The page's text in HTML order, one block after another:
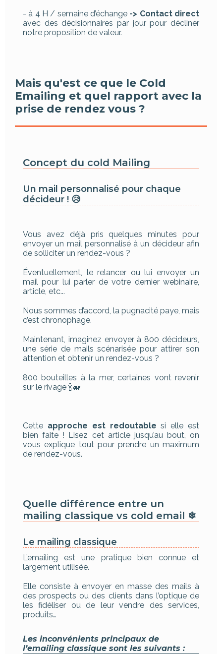
- à 4 H / semaine d’échange -> Contact direct
avec des décisionnaires par jour pour décliner
notre proposition de valeur.
Mais qu'est ce que le Cold
Emailing et quel rapport avec la
prise de rendez vous ?
Concept du cold Mailing
Un mail personnalisé pour chaque
décideur ! 😥
Vous avez déjà pris quelques minutes pour
envoyer un mail personnalisé à un décideur afin
de solliciter un rendez-vous ?
Éventuellement, le relancer ou lui envoyer un
mail pour lui parler de votre dernier webinaire,
article, etc...
Nous sommes d’accord, la pugnacité paye, mais
c’est chronophage.
Maintenant, imaginez envoyer à 800 décideurs,
une série de mails scénarisée pour attirer son
attention et obtenir un rendez-vous ?
800 bouteilles à la mer, certaines vont revenir
sur le rivage 🍾🐋
Cette approche est redoutablesi elle est
bien faite ! Lisez cet article jusqu’au bout, on
vous explique tout pour prendre un maximum
de rendez-vous.
Quelle différence entre un
mailing classique vs cold email ❄
Le mailing classique
L’emailing est une pratique bien connue et
largement utilisée.
Elle consiste à envoyer en masse des mails à
des prospects ou des clients dans l’optique de
les fidéliser ou de leur vendre des services,
produits…
Les inconvénients principaux de
l’emailing classique sont les suivants :